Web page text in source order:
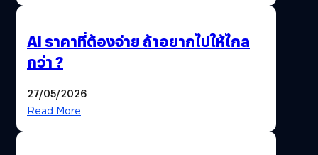
AI ราคาที่ต้องจ่าย ถ้าอยากไปให้ไกล
กว่า ?
27/05/2026
Read More